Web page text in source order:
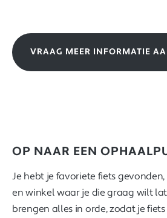
VRAAG MEER INFORMATIE
OP NAAR EEN
Je hebt je favoriete fiets
en winkel waar je die graag wilt
brengen alles in orde, zodat je